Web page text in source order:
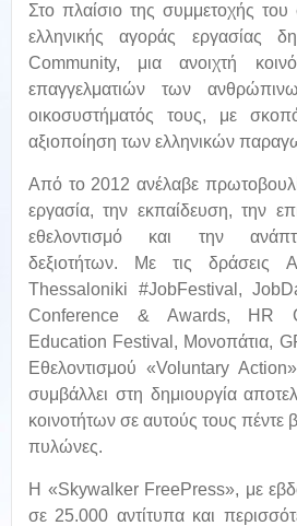
Στο πλαίσιο της συμμετοχής
ελληνικής αγοράς εργασίας
Community, μια ανοιχτή
επαγγελματιών των
οικοσυστήματός τους, με
αξιοποίηση των ελληνικών
Από το 2012 ανέλαβε
εργασία, την εκπαίδευση, την
εθελοντισμό και την
δεξιοτήτων. Με τις δράσεις
Thessaloniki #JobFestival,
Conference & Awards, HR
Εducation Festival, Μονοπάτια,
Εθελοντισμού «Voluntary
συμβάλλει στη δημιουργία
κοινοτήτων σε αυτούς τους πέντε
πυλώνες.
H «Skywalker FreePress», με
σε 25.000 αντίτυπα και